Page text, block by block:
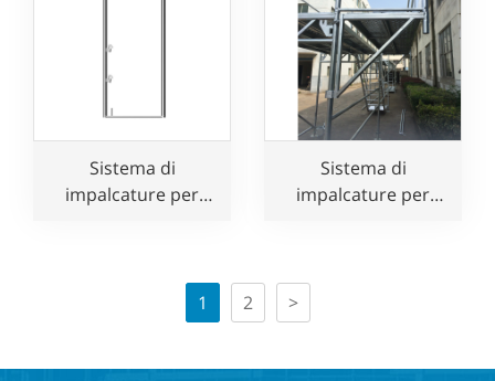
Sistema di
impalcature per
Sistema di
impalcature per
1
2 >